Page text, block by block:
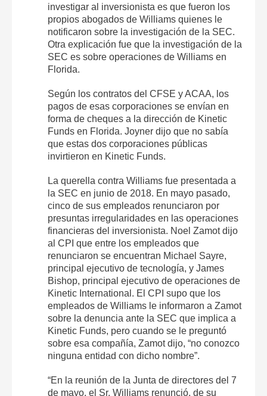
investigar al inversionista es que fueron los
propios abogados de Williams quienes le
notificaron sobre la investigación de la SEC.
Otra explicación fue que la investigación de la
SEC es sobre operaciones de Williams en
Florida.
Según los contratos del CFSE y ACAA, los
pagos de esas corporaciones se envían en
forma de cheques a la dirección de Kinetic
Funds en Florida. Joyner dijo que no sabía
que estas dos corporaciones públicas
invirtieron en Kinetic Funds.
La querella contra Williams fue presentada a
la SEC en junio de 2018. En mayo pasado,
cinco de sus empleados renunciaron por
presuntas irregularidades en las operaciones
financieras del inversionista. Noel Zamot dijo
al CPI que entre los empleados que
renunciaron se encuentran Michael Sayre,
principal ejecutivo de tecnología, y James
Bishop, principal ejecutivo de operaciones de
Kinetic International. El CPI supo que los
empleados de Williams le informaron a Zamot
sobre la denuncia ante la SEC que implica a
Kinetic Funds, pero cuando se le preguntó
sobre esa compañía, Zamot dijo, “no conozco
ninguna entidad con dicho nombre”.
“En la reunión de la Junta de directores del 7
de mayo, el Sr. Williams renunció, de su